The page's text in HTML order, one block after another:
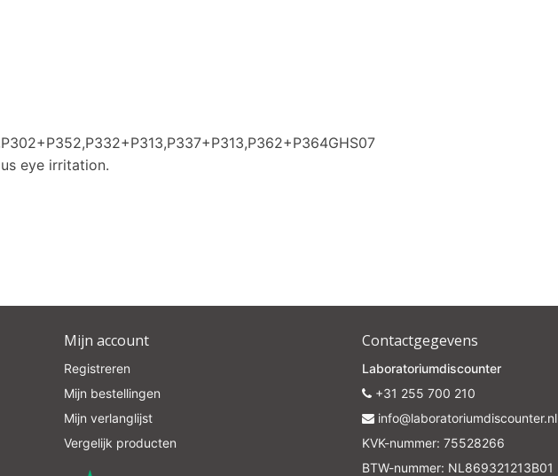
eye irritation.
Mijn account
Registreren
Mijn bestellingen
Mijn verlanglijst
Vergelijk producten
Contactgegevens
Laboratoriumdiscounter
+31 255 700 210
info@laboratoriumdiscounter.nl
KVK-nummer: 75528266
BTW-nummer: NL869321213B01